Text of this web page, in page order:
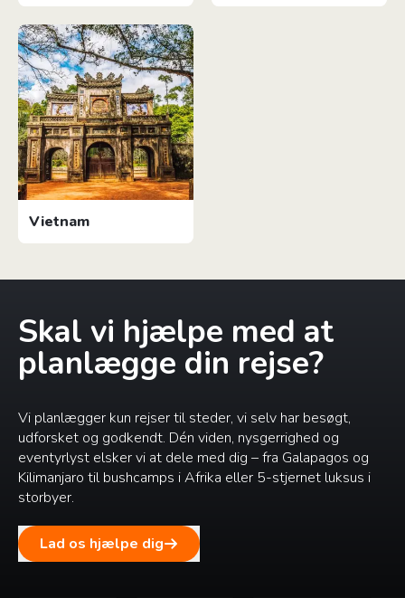
Vietnam
Skal vi hjælpe med at
planlægge din rejse?
Vi planlægger kun rejser til steder, vi selv har besøgt,
udforsket og godkendt. Dén viden, nysgerrighed og
eventyrlyst elsker vi at dele med dig – fra Galapagos og
Kilimanjaro til bushcamps i Afrika eller 5-stjernet luksus i
storbyer.
Lad os hjælpe dig